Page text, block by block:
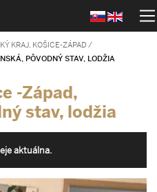
KRAJ, KOŠICE-ZÁPAD /
PÔVODNÝ STAV, LODŽIA
-Západ,
stav, lodžia
aktuálna.